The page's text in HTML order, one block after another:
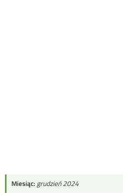
Miesiąc:grudzień 2024